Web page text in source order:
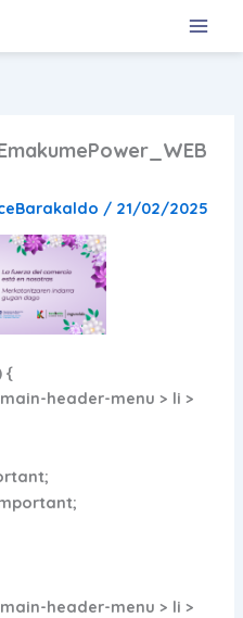
/ 21/02/2025
{
header-menu > li >
header-menu > li >